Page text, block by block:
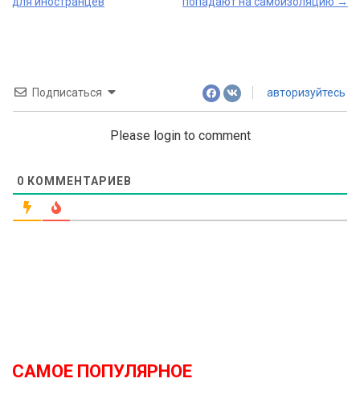
Подписаться авторизуйтесь
Please login to comment
0 КОММЕНТАРИЕВ
САМОЕ ПОПУЛЯРНОЕ